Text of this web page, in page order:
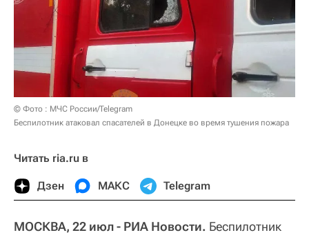
© Фото : МЧС России/Telegram
Беспилотник атаковал спасателей в Донецке во время тушения пожара
Читать ria.ru в
Дзен МАКС Telegram
МОСКВА, 22 июл - РИА Новости. Беспилотник